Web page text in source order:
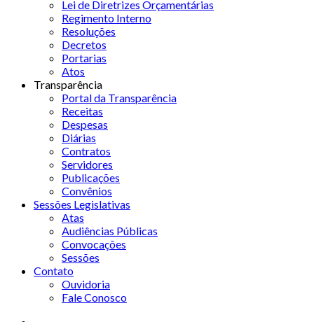
Lei de Diretrizes Orçamentárias
Regimento Interno
Resoluções
Decretos
Portarias
Atos
Transparência
Portal da Transparência
Receitas
Despesas
Diárias
Contratos
Servidores
Publicações
Convênios
Sessões Legislativas
Atas
Audiências Públicas
Convocações
Sessões
Contato
Ouvidoria
Fale Conosco